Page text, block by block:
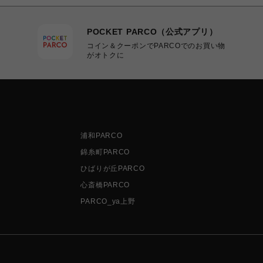
POCKET PARCO（公式アプリ）
コイン＆クーポンでPARCOでのお買い物
がオトクに
浦和PARCO
錦糸町PARCO
ひばりが丘PARCO
心斎橋PARCO
PARCO_ya上野